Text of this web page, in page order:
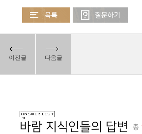
이전글 다음글
바람 지식인들의 답변 총